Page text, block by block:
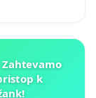
k